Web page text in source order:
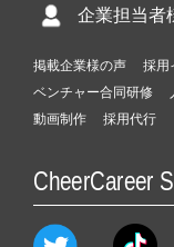
企業担当者
掲載企業様の声 採用
ベンチャー合同研修
動画制作
採用代行
CheerCareer